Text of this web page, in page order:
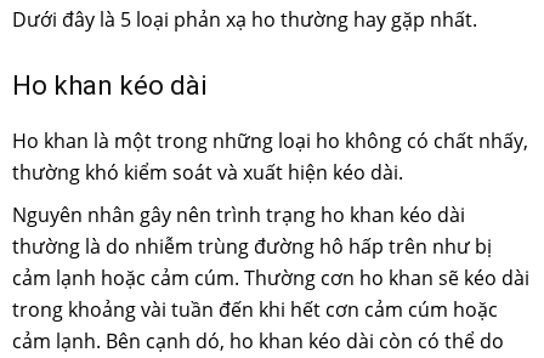
Dưới đây là 5 loại phản xạ ho thường hay gặp nhất.
Ho khan kéo dài
Ho khan là một trong những loại ho không có chất nhấy,
thường khó kiểm soát và xuất hiện kéo dài.
Nguyên nhân gây nên trình trạng ho khan kéo dài
thường là do nhiễm trùng đường hô hấp trên như bị
cảm lạnh hoặc cảm cúm. Thường cơn ho khan sẽ kéo dài
trong khoảng vài tuần đến khi hết cơn cảm cúm hoặc
cảm lạnh. Bên cạnh dó, ho khan kéo dài còn có thể do